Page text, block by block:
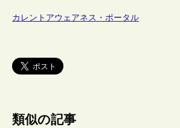
カレントアウェアネス・ポータル
類似の記事